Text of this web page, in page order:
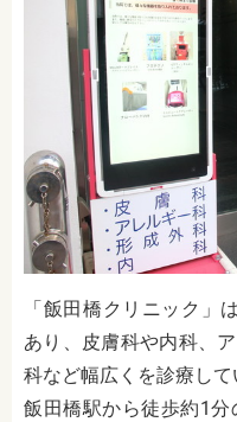
「飯田橋クリニック」
あり、皮膚科や内科、
科など幅広くを診療して
飯田橋駅から徒歩約1